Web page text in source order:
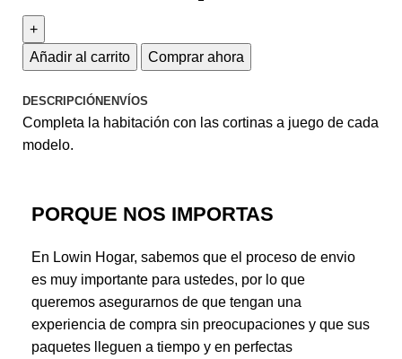
Añadir al carrito Comprar ahora
DESCRIPCIÓN ENVÍOS
Completa la habitación con las cortinas a juego de cada
modelo.
PORQUE NOS IMPORTAS
En Lowin Hogar, sabemos que el proceso de envio
es muy importante para ustedes, por lo que
queremos asegurarnos de que tengan una
experiencia de compra sin preocupaciones y que sus
paquetes lleguen a tiempo y en perfectas